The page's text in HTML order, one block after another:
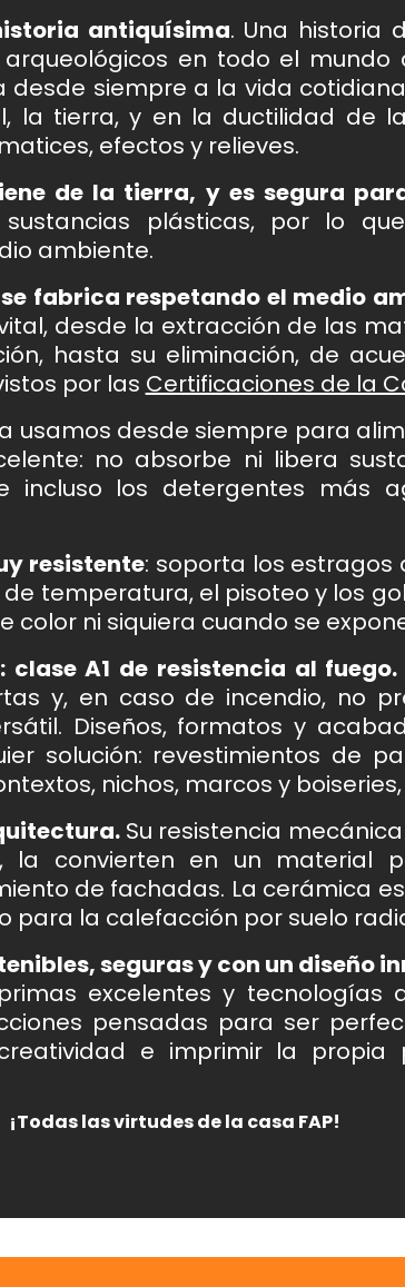
antiquísima. Una historia
en todo el mundo
desde siempre a la vida
la tierra, y en la ductilidad de
efectos y relieves.
de la tierra, y es segura
plásticas, por lo
ambiente.
fabrica respetando el medio
desde la extracción de las
hasta su eliminación, de
por las Certificaciones de la
usamos desde siempre para
no absorbe ni libera
incluso los detergentes más
resistente: soporta los estragos
temperatura, el pisoteo y los
color ni siquiera cuando se
A1 de resistencia al fuego.
y, en caso de incendio, no
Diseños, formatos y
solución: revestimientos de
nichos, marcos y
Su resistencia
la convierten en un material
de fachadas. La cerámica
para la calefacción por suelo
seguras y con un diseño
excelentes y tecnologías
pensadas para ser
e imprimir la propia
¡Todas las virtudes de la casa FAP!